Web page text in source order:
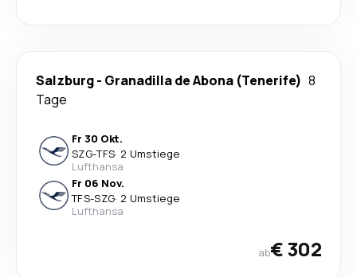
Salzburg- Granadilla de Abona (Tenerife) 8
Tage
Fr 30 Okt.
SZG-TFS· 2 Umstiege
Lufthansa
Fr 06 Nov.
TFS-SZG· 2 Umstiege
Lufthansa
ab€ 302